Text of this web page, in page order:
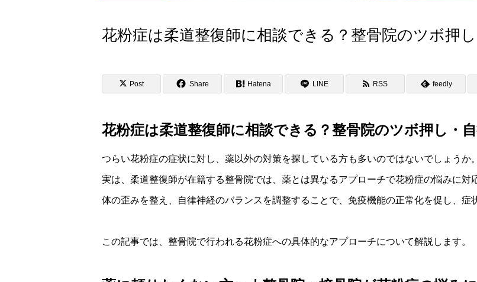
花粉症は柔道整復師に相談できる？整骨院のツボ押
Post Share Hatena LINE RSS feedly
花粉症は柔道整復師に相談できる？整骨院のツボ押し・
つらい花粉症の症状に対し、薬以外の対策を探している方も多いのではないでしょうか。
実は、柔道整復師が在籍する整骨院では、薬とは異なるアプローチで花粉症の悩みに対
体の歪みを整え、自律神経のバランスを調整することで、免疫機能の正常化を促し、症
この記事では、整骨院で行われる花粉症への具体的なアプローチについて解説します。